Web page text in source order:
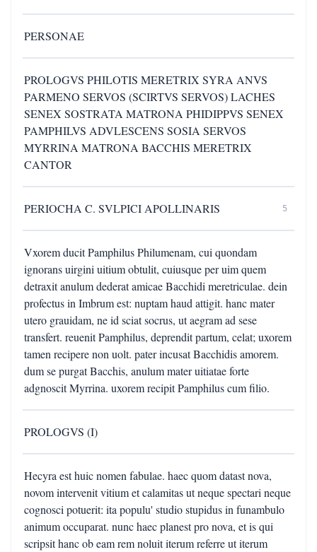
PERSONAE
PROLOGVS PHILOTIS MERETRIX SYRA ANVS
PARMENO SERVOS (SCIRTVS SERVOS) LACHES
SENEX SOSTRATA MATRONA PHIDIPPVS SENEX
PAMPHILVS ADVLESCENS SOSIA SERVOS
MYRRINA MATRONA BACCHIS MERETRIX
CANTOR
PERIOCHA C. SVLPICI APOLLINARIS 5
Vxorem ducit Pamphilus Philumenam, cui quondam
ignorans uirgini uitium obtulit, cuiusque per uim quem
detraxit anulum dederat amicae Bacchidi meretriculae. dein
profectus in Imbrum est: nuptam haud attigit. hanc mater
utero grauidam, ne id sciat socrus, ut aegram ad sese
transfert. reuenit Pamphilus, deprendit partum, celat; uxorem
tamen recipere non uolt. pater incusat Bacchidis amorem.
dum se purgat Bacchis, anulum mater uitiatae forte
adgnoscit Myrrina. uxorem recipit Pamphilus cum filio.
PROLOGVS (I)
Hecyra est huic nomen fabulae. haec quom datast nova,
novom intervenit vitium et calamitas ut neque spectari neque
cognosci potuerit: ita populu' studio stupidus in funambulo
animum occuparat. nunc haec planest pro nova, et is qui
scripsit hanc ob eam rem noluit iterum referre ut iterum